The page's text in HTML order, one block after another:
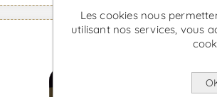
Les cookies nous
utilisant nos services, vous